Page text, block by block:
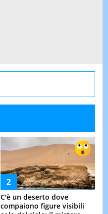
C'è un deserto dove
compaiono figure visibili